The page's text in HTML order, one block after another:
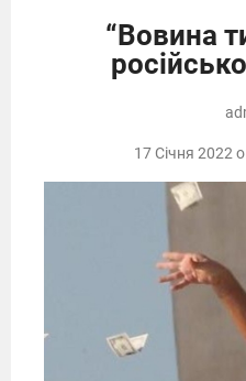
“Вовина
17 Січня 2022